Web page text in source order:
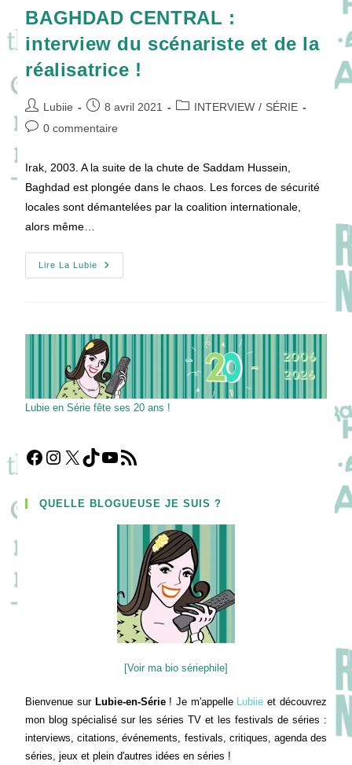
BAGHDAD CENTRAL :
interview du scénariste et de la
réalisatrice !
Auteur/autrice
de
Lubiie
Publication
publiée :
8 avril 2021
PostINTERVIEW / SÉRIE
Commentaires
publication :
0 commentaire
Irak, 2003. A la suite de la chute de Saddam Hussein,
Baghdad est plongée dans le chaos. Les forces de sécurité
locales sont démantelées par la coalition internationale,
alors même…
Lire La Lubie
BAGHDAD
CENTRAL
Et
De
La
Réalisatrice
!
Lubie en Série fête ses 20 ans !
Facebook
Instagram
X TikTokYouTube
Flux RSS
QUELLE BLOGUEUSE JE SUIS ?
[Voir ma bio sériephile]
Bienvenue sur Lubie-en-Série! Je m'appelle Lubiie et découvrez
mon blog spécialisé sur les séries TV et les festivals de séries :
interviews, citations, événements, festivals, critiques, agenda des
séries, jeux et plein d'autres idées en séries !